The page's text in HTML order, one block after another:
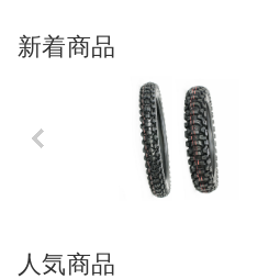
新着商品
Previo
us
人気商品